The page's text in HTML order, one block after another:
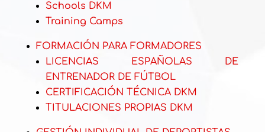
Schools DKM
Training Camps
FORMACIÓN PARA FORMADORES
LICENCIAS ESPAÑOLAS DE
ENTRENADOR DE FÚTBOL
CERTIFICACIÓN TÉCNICA DKM
TITULACIONES PROPIAS DKM